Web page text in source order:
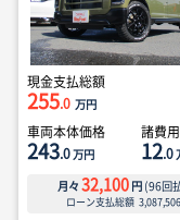
現金支払総額
255.0 万円
車両本体価格
243.0万円
諸費用
12.0
月々 32,100 円 (96回
ローン支払総額 3,087,506